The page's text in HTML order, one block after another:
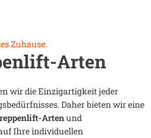
Zuhause.
Arten
wir die Einzigartigkeit jeder
Daher bieten wir eine
Artenund
Ihre individuellen